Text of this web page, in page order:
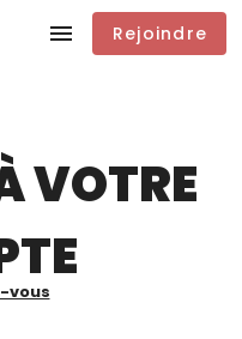
Rejoindre
VOTRE
vous